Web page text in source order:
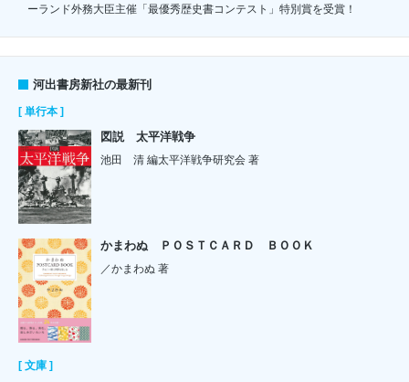
ーランド外務大臣主催「最優秀歴史書コンテスト」特別賞を受賞！
河出書房新社の最新刊
[ 単行本 ]
図説 太平洋戦争
池田 清 編太平洋戦争研究会 著
かまわぬ ＰＯＳＴＣＡＲＤ ＢＯＯＫ
／かまわぬ 著
[ 文庫 ]